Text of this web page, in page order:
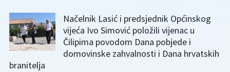
Načelnik Lasić i predsjednik Općinskog
vijeća Ivo Simović položili vijenac u
Čilipima povodom Dana pobjede i
domovinske zahvalnosti i Dana hrvatskih
branitelja